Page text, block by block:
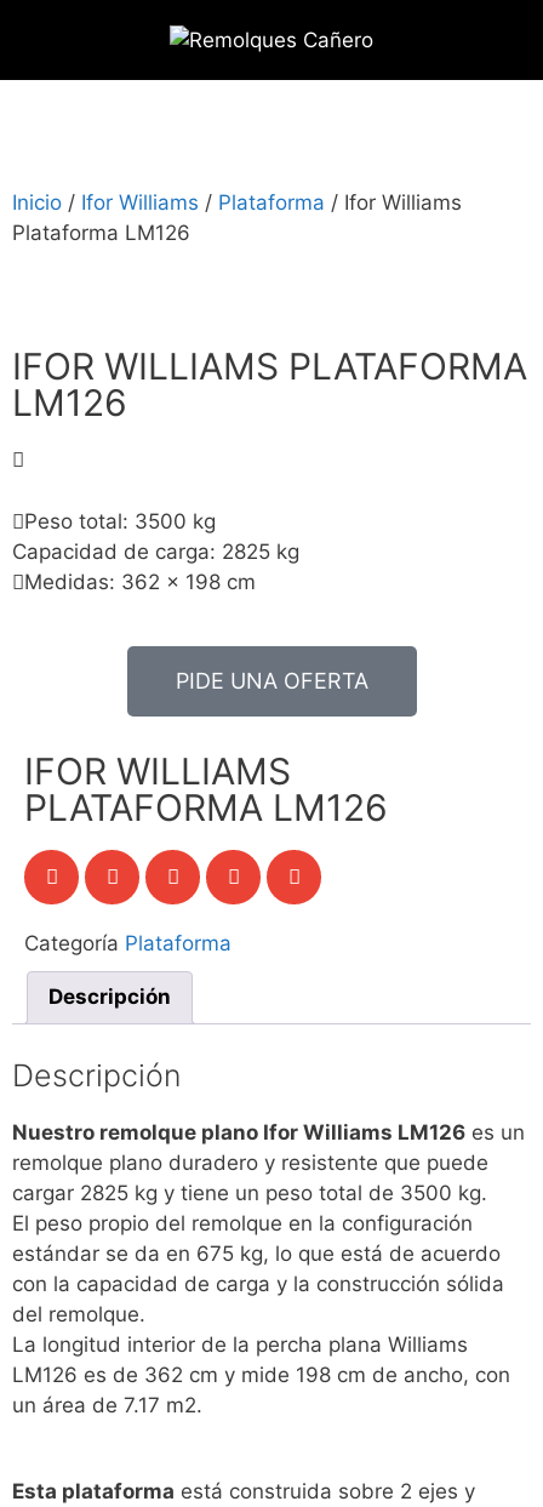
Inicio / Ifor Williams / Plataforma / Ifor Williams
Plataforma LM126
IFOR WILLIAMS PLATAFORMA
LM126
Peso total: 3500 kg
Capacidad de carga: 2825 kg
Medidas: 362 x 198 cm
PIDE UNA OFERTA
IFOR WILLIAMS
PLATAFORMA LM126
Categoría Plataforma
Descripción
Descripción
Nuestro remolque plano Ifor Williams LM126 es un
remolque plano duradero y resistente que puede
cargar 2825 kg y tiene un peso total de 3500 kg.
El peso propio del remolque en la configuración
estándar se da en 675 kg, lo que está de acuerdo
con la capacidad de carga y la construcción sólida
del remolque.
La longitud interior de la percha plana Williams
LM126 es de 362 cm y mide 198 cm de ancho, con
un área de 7.17 m2.
Esta plataforma está construida sobre 2 ejes y